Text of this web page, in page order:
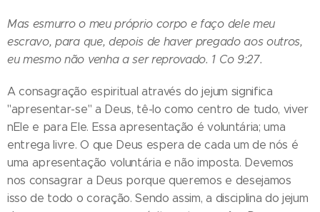
Mas esmurro o meu próprio corpo e faço dele meu
escravo, para que, depois de haver pregado aos outros,
eu mesmo não venha a ser reprovado. 1 Co 9:27.
A consagração espiritual através do jejum significa
"apresentar-se" a Deus, tê-lo como centro de tudo, viver
nEle e para Ele. Essa apresentação é voluntária; uma
entrega livre. O que Deus espera de cada um de nós é
uma apresentação voluntária e não imposta. Devemos
nos consagrar a Deus porque queremos e desejamos
isso de todo o coração. Sendo assim, a disciplina do jejum